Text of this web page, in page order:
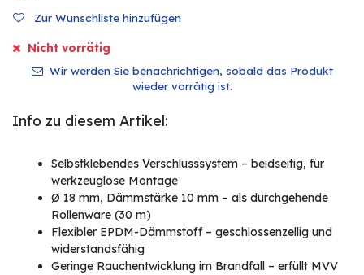
Zur Wunschliste hinzufügen
Nicht vorrätig
Wir werden Sie benachrichtigen, sobald das Produkt
wieder vorrätig ist.
Info zu diesem Artikel:
Selbstklebendes Verschlusssystem – beidseitig, für
werkzeuglose Montage
Ø 18 mm, Dämmstärke 10 mm – als durchgehende
Rollenware (30 m)
Flexibler EPDM-Dämmstoff – geschlossenzellig und
widerstandsfähig
Geringe Rauchentwicklung im Brandfall – erfüllt MVV